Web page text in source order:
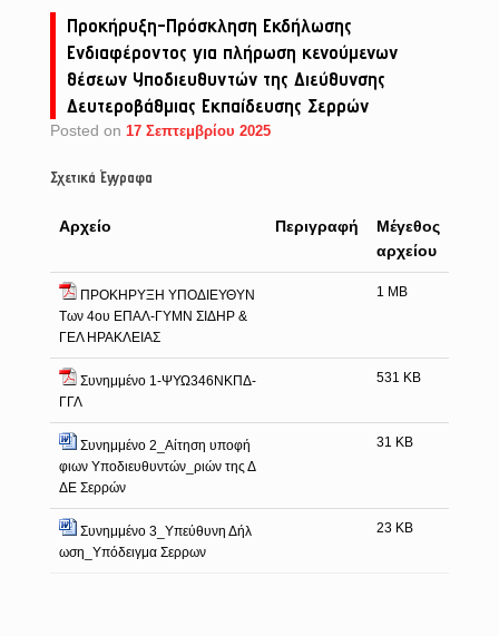
Προκήρυξη-Πρόσκληση Εκδήλωσης
Ενδιαφέροντος για πλήρωση κενούμενων
θέσεων Υποδιευθυντών της Διεύθυνσης
Δευτεροβάθμιας Εκπαίδευσης Σερρών
Posted on 17 Σεπτεμβρίου 2025
Σχετικά Έγγραφα
Αρχείο Περιγραφή
Μέγεθος
αρχείου
ΠΡΟΚΗΡΥΞΗ ΥΠΟΔΙΕΥΘΥΝ
Των 4ου ΕΠΑΛ-ΓΥΜΝ ΣΙΔΗΡ &
ΓΕΛ ΗΡΑΚΛΕΙΑΣ
1 MB
Συνημμένο 1-ΨΥΩ346ΝΚΠΔ-
ΓΓΛ
531 KB
Συνημμένο 2_Αίτηση υποφή
φιων Υποδιευθυντών_ριών της Δ
ΔΕ Σερρών
31 KB
Συνημμένο 3_Υπεύθυνη Δήλ
ωση_Υπόδειγμα Σερρων
23 KB